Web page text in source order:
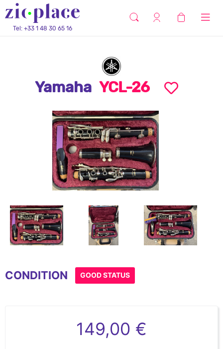
Tel: +33 1 48 30 65 16
Yamaha YCL-26
of
CONDITION GOOD STATUS
149,00 €